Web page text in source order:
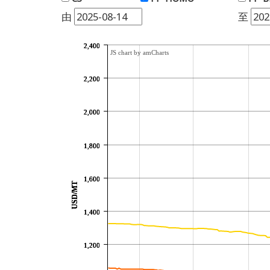
由 至
1,200
1,400
1,600
1,800
2,000
2,200
2,400
USD/MT
1,200
1,400
1,600
1,800
2,000
2,200
2,400
USD/MT
1,200
1,400
1,600
1,800
2,000
2,200
2,400
USD/MT
JS chart by amCharts